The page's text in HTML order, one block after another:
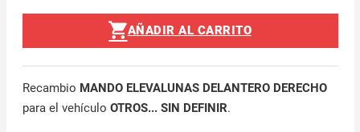
AÑADIR AL CARRITO
Recambio MANDO ELEVALUNAS DELANTERO DERECHO
para el vehículo OTROS... SIN DEFINIR.